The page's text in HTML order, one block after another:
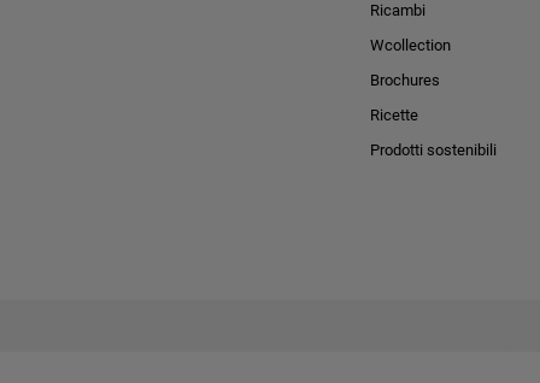
Ricambi
Wcollection
Brochures
Ricette
Prodotti sostenibili